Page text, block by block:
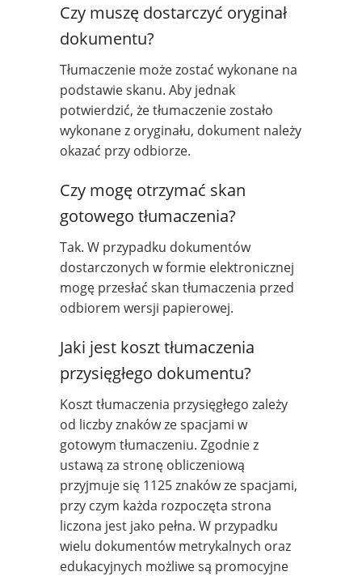
Czy muszę dostarczyć oryginał
dokumentu?
Tłumaczenie może zostać wykonane na
podstawie skanu. Aby jednak
potwierdzić, że tłumaczenie zostało
wykonane z oryginału, dokument należy
okazać przy odbiorze.
Czy mogę otrzymać skan
gotowego tłumaczenia?
Tak. W przypadku dokumentów
dostarczonych w formie elektronicznej
mogę przesłać skan tłumaczenia przed
odbiorem wersji papierowej.
Jaki jest koszt tłumaczenia
przysięgłego dokumentu?
Koszt tłumaczenia przysięgłego zależy
od liczby znaków ze spacjami w
gotowym tłumaczeniu. Zgodnie z
ustawą za stronę obliczeniową
przyjmuje się 1125 znaków ze spacjami,
przy czym każda rozpoczęta strona
liczona jest jako pełna. W przypadku
wielu dokumentów metrykalnych oraz
edukacyjnych możliwe są promocyjne